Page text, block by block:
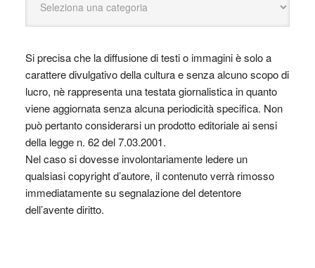
Si precisa che la diffusione di testi o immagini è solo a
carattere divulgativo della cultura e senza alcuno scopo di
lucro, nè rappresenta una testata giornalistica in quanto
viene aggiornata senza alcuna periodicità specifica. Non
può pertanto considerarsi un prodotto editoriale ai sensi
della legge n. 62 del 7.03.2001.
Nel caso si dovesse involontariamente ledere un
qualsiasi copyright d’autore, il contenuto verrà rimosso
immediatamente su segnalazione del detentore
dell’avente diritto.